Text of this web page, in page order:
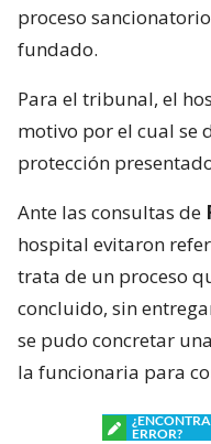
proceso
fundado.
Para el tribunal, el
motivo por el cual se
protección
Ante las consultas de
hospital evitaron
trata de un proceso
concluido, sin
se pudo concretar
la funcionaria para
ERROR?